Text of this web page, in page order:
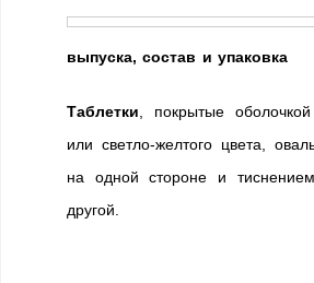
выпуска, состав и упаковка
Таблетки , покрытые
или светло-желтого цвета,
на одной стороне и
другой.